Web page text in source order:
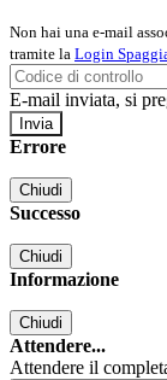
Non hai una e-mail
tramite la Login
E-mail inviata, si
Errore
Chiudi
Successo
Chiudi
Informazione
Chiudi
Attendere...
Attendere il